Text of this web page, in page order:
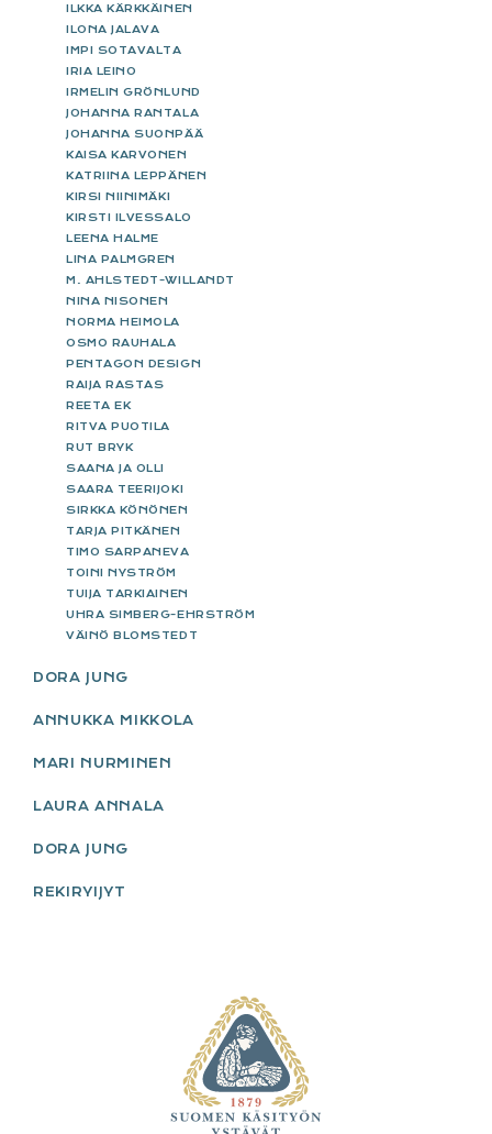
ILKKA KÄRKKÄINEN
ILONA JALAVA
IMPI SOTAVALTA
IRIA LEINO
IRMELIN GRÖNLUND
JOHANNA RANTALA
JOHANNA SUONPÄÄ
KAISA KARVONEN
KATRIINA LEPPÄNEN
KIRSI NIINIMÄKI
KIRSTI ILVESSALO
LEENA HALME
LINA PALMGREN
M. AHLSTEDT-WILLANDT
NINA NISONEN
NORMA HEIMOLA
OSMO RAUHALA
PENTAGON DESIGN
RAIJA RASTAS
REETA EK
RITVA PUOTILA
RUT BRYK
SAANA JA OLLI
SAARA TEERIJOKI
SIRKKA KÖNÖNEN
TARJA PITKÄNEN
TIMO SARPANEVA
TOINI NYSTRÖM
TUIJA TARKIAINEN
UHRA SIMBERG-EHRSTRÖM
VÄINÖ BLOMSTEDT
DORA JUNG
ANNUKKA MIKKOLA
MARI NURMINEN
LAURA ANNALA
DORA JUNG
REKIRYIJYT